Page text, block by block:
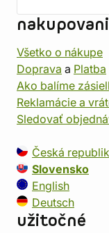
Všetko o nákupe
Doprava a Platba
Ako balíme
Reklamácie a
Sledovať
Česká
Slovensko
English
Deutsch
užitočné